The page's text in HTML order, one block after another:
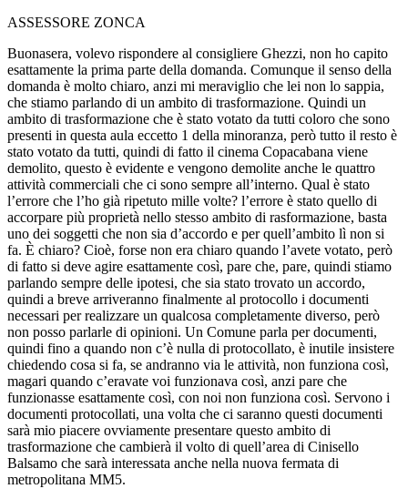
ASSESSORE ZONCA
Buonasera, volevo rispondere al consigliere Ghezzi, non ho capito
esattamente la prima parte della domanda. Comunque il senso della
domanda è molto chiaro, anzi mi meraviglio che lei non lo sappia,
che stiamo parlando di un ambito di trasformazione. Quindi un
ambito di trasformazione che è stato votato da tutti coloro che sono
presenti in questa aula eccetto 1 della minoranza, però tutto il resto è
stato votato da tutti, quindi di fatto il cinema Copacabana viene
demolito, questo è evidente e vengono demolite anche le quattro
attività commerciali che ci sono sempre all’interno. Qual è stato
l’errore che l’ho già ripetuto mille volte? l’errore è stato quello di
accorpare più proprietà nello stesso ambito di rasformazione, basta
uno dei soggetti che non sia d’accordo e per quell’ambito lì non si
fa. È chiaro? Cioè, forse non era chiaro quando l’avete votato, però
di fatto si deve agire esattamente così, pare che, pare, quindi stiamo
parlando sempre delle ipotesi, che sia stato trovato un accordo,
quindi a breve arriveranno finalmente al protocollo i documenti
necessari per realizzare un qualcosa completamente diverso, però
non posso parlarle di opinioni. Un Comune parla per documenti,
quindi fino a quando non c’è nulla di protocollato, è inutile insistere
chiedendo cosa si fa, se andranno via le attività, non funziona così,
magari quando c’eravate voi funzionava così, anzi pare che
funzionasse esattamente così, con noi non funziona così. Servono i
documenti protocollati, una volta che ci saranno questi documenti
sarà mio piacere ovviamente presentare questo ambito di
trasformazione che cambierà il volto di quell’area di Cinisello
Balsamo che sarà interessata anche nella nuova fermata di
metropolitana MM5.